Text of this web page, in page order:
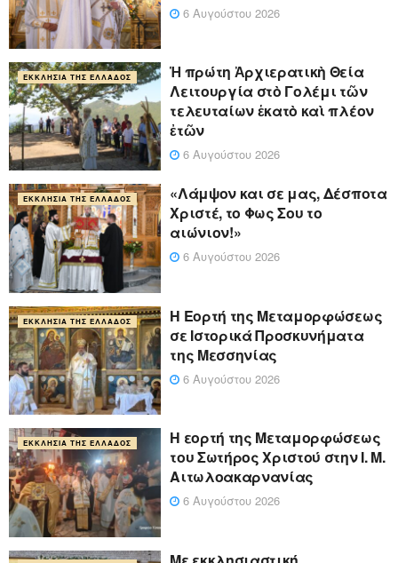
6 Αυγούστου 2026
ΕΚΚΛΗΣΊΑ ΤΗΣ ΕΛΛΆΔΟΣ
Ἡ πρώτη Ἀρχιερατικὴ Θεία
Λειτουργία στὸ Γολέμι τῶν
τελευταίων ἑκατὸ καὶ πλέον
ἐτῶν
6 Αυγούστου 2026
ΕΚΚΛΗΣΊΑ ΤΗΣ ΕΛΛΆΔΟΣ
«Λάμψον και σε μας, Δέσποτα
Χριστέ, το Φως Σου το
αιώνιον!»
6 Αυγούστου 2026
ΕΚΚΛΗΣΊΑ ΤΗΣ ΕΛΛΆΔΟΣ
Η Εορτή της Μεταμορφώσεως
σε Ιστορικά Προσκυνήματα
της Μεσσηνίας
6 Αυγούστου 2026
ΕΚΚΛΗΣΊΑ ΤΗΣ ΕΛΛΆΔΟΣ
Η εορτή της Μεταμορφώσεως
του Σωτήρος Χριστού στην Ι. Μ.
Αιτωλοακαρνανίας
6 Αυγούστου 2026